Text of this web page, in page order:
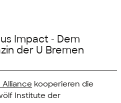
Impact - Dem
der U Bremen
Alliance kooperieren die
Institute der